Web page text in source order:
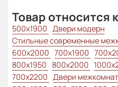
Товар относится
500x1900 Двери модерн
Стильные современные
600x2000 700x1900
800х1950 800x2000
700x2200 Двери